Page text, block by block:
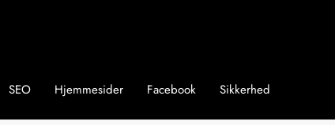
SEO Hjemmesider Facebook Sikkerhed